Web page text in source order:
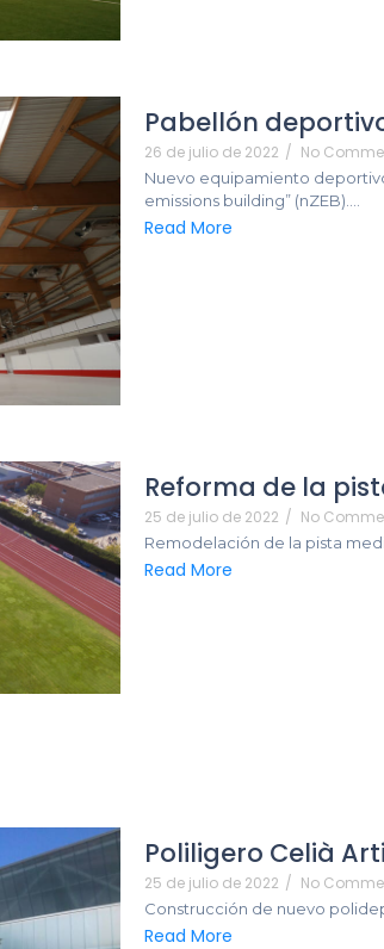
Pabellón
26 de julio de 2022 / No
Nuevo equipamiento
emissions building” (nZEB)....
Read More
Reforma de la
25 de julio de 2022 / No
Remodelación de la pista
Read More
Poliligero Celià
25 de julio de 2022 / No
Construcción de nuevo
Read More